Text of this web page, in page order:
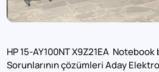
HP15-AY100NT X9Z21EA Notebook
Sorunlarının çözümleri Aday